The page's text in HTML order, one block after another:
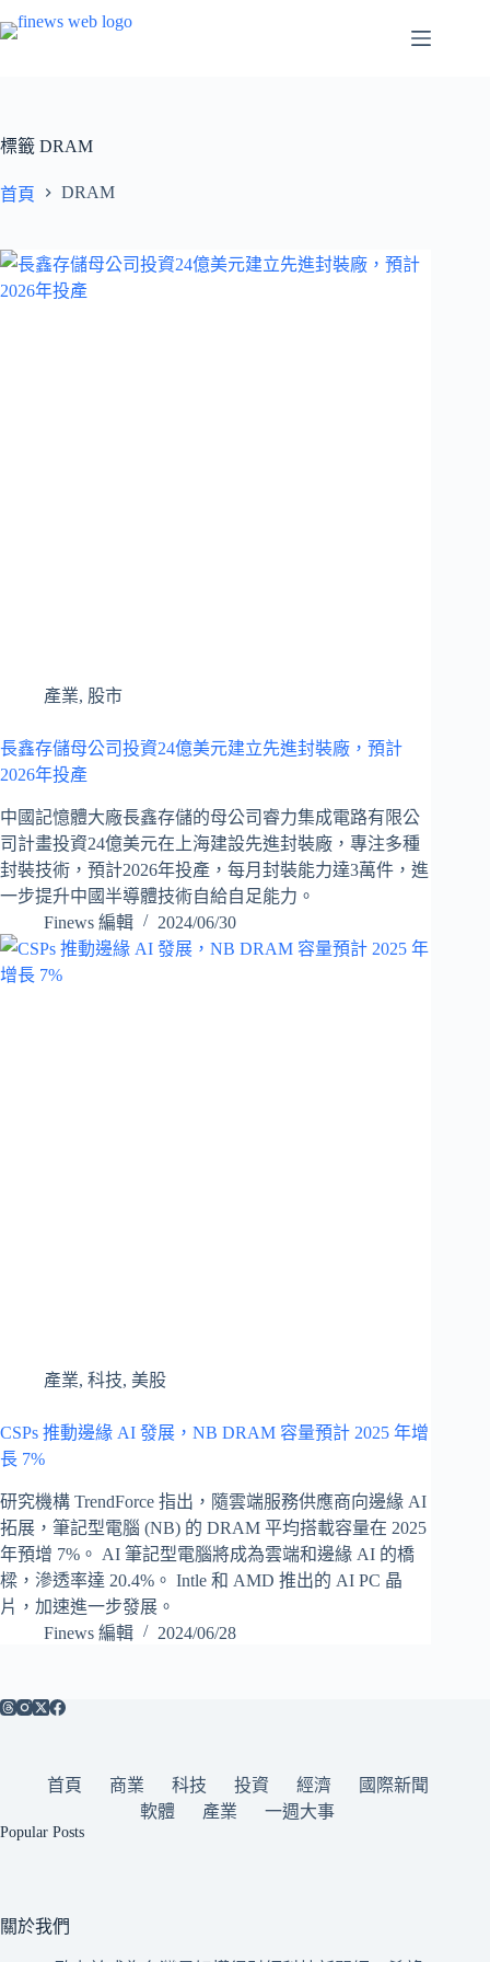
至
容
標籤 DRAM
首頁 DRAM
產業, 股市
長鑫存儲母公司投資24億美元建立先進封裝廠，預計
2026年投產
中國記憶體大廠長鑫存儲的母公司睿力集成電路有限公
司計畫投資24億美元在上海建設先進封裝廠，專注多種
封裝技術，預計2026年投產，每月封裝能力達3萬件，進
一步提升中國半導體技術自給自足能力。
Finews 編輯
2024/06/30
產業, 科技, 美股
CSPs 推動邊緣 AI 發展，NB DRAM 容量預計 2025 年增
長 7%
研究機構 TrendForce 指出，隨雲端服務供應商向邊緣 AI
拓展，筆記型電腦 (NB) 的 DRAM 平均搭載容量在 2025
年預增 7%。 AI 筆記型電腦將成為雲端和邊緣 AI 的橋
樑，滲透率達 20.4%。 Intle 和 AMD 推出的 AI PC 晶
片，加速進一步發展。
Finews 編輯
2024/06/28
首頁 商業 科技 投資 經濟
國際新聞
軟體
產業 一週大事
Popular Posts
關於我們